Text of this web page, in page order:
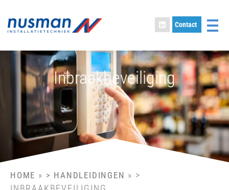
Contact
> Inbraakbeveiliging
Inbraakbeveiliging
HOME » > HANDLEIDINGEN » >